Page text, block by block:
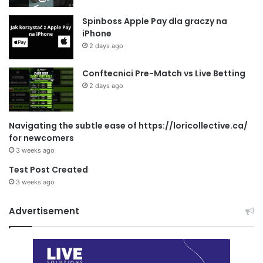
Spinboss Apple Pay dla graczy na
iPhone
2 days ago
Conftecnici Pre-Match vs Live Betting
2 days ago
Navigating the subtle ease of https://loricollective.ca/
for newcomers
3 weeks ago
Test Post Created
3 weeks ago
Advertisement